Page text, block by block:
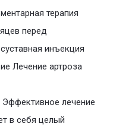
терапия
перед
инъекция
Лечение артроза
лечение
в себя целый